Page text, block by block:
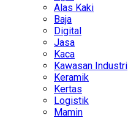
Alas Kaki
Baja
Digital
Jasa
Kaca
Kawasan Industri
Keramik
Kertas
Logistik
Mamin